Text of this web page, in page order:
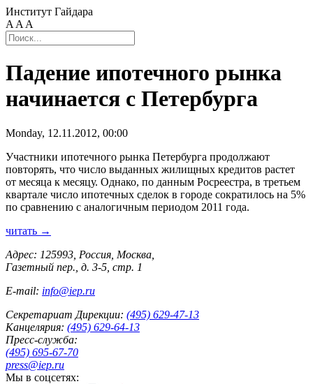
Институт Гайдара
A A A
Падение ипотечного рынка
начинается с Петербурга
Monday, 12.11.2012, 00:00
Участники ипотечного рынка Петербурга продолжают
повторять, что число выданных жилищных кредитов растет
от месяца к месяцу. Однако, по данным Росреестра, в третьем
квартале число ипотечных сделок в городе сократилось на 5%
по сравнению с аналогичным периодом 2011 года.
читать →
Адрес: 125993, Россия, Москва,
Газетный пер., д. 3-5, стр. 1
E-mail: info@iep.ru
Секретариат Дирекции: (495) 629-47-13
Канцелярия: (495) 629-64-13
Пресс-служба:
(495) 695-67-70
press@iep.ru
Мы в соцсетях: